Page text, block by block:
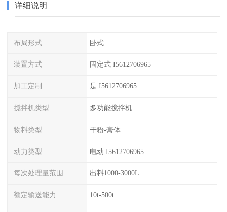
详细说明
布局形式 卧式
装置方式 固定式 I5612706965
加工定制 是 I5612706965
搅拌机类型 多功能搅拌机
物料类型 干粉-膏体
动力类型 电动 I5612706965
每次处理量范围 出料1000-3000L
额定输送能力 10t-500t